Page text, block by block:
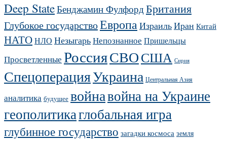
Deep StateБенджамин ФулфордБритания
Глубокое государствоЕвропаИзраильИран Китай
НАТОНЛО НезыгарьНепознанное Пришельцы
Просветленные РоссияСВОСША Сирия
СпецоперацияУкраина Центральная Азия
аналитика будущее войнавойна на Украине
геополитикаглобальная игра
глубинное государство загадки космоса земля